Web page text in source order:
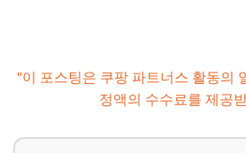
"이 포스팅은 쿠팡 파트너스 활동의
정액의 수수료를 제공